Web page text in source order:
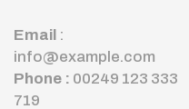
Email :
info@example.com
Phone : 00249 123 333
719